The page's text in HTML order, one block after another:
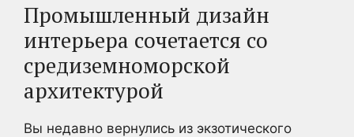
Промышленный дизайн
интерьера сочетается со
средиземноморской
архитектурой
Вы недавно вернулись из экзотического